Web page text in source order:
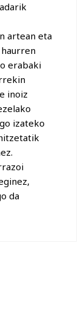
artean eta
erabaki
inoiz
izateko
da